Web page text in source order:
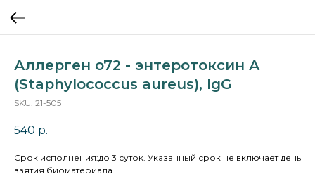
Аллерген o72 - энтеротоксин А
(Staphylococcus aureus), IgG
SKU: 21-505
540 р.
Cрок исполнения:до 3 суток. Указанный срок не включает день
взятия биоматериала